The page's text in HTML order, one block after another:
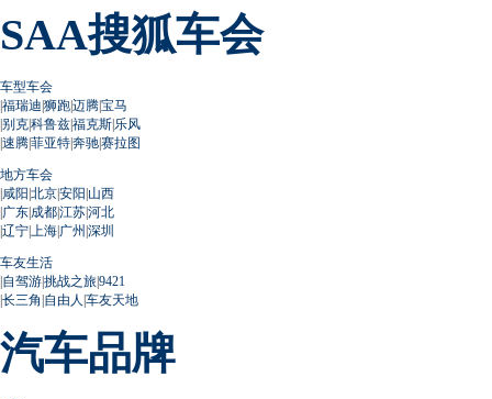
SAA搜狐车会
车型车会
|福瑞迪|狮跑|迈腾|宝马
|别克|科鲁兹|福克斯|乐风
|速腾|菲亚特|奔驰|赛拉图
地方车会
|咸阳|北京|安阳|山西
|广东|成都|江苏|河北
|辽宁| 上海|广州 |深圳
车友生活
|自驾游|挑战之旅|9421
|长三角 |自由人 |车友天地
汽车品牌